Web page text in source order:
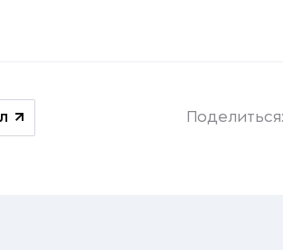
Поделиться: